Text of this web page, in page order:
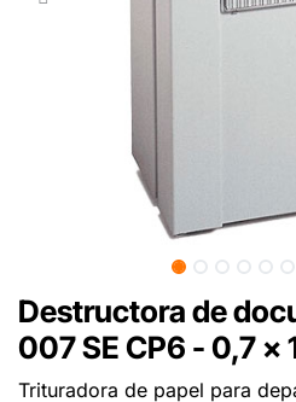
Destructora de
007 SE CP6 - 0,7 x
Trituradora de papel para